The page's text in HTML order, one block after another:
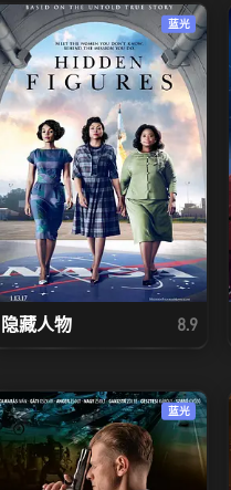
蓝光
隐藏人物 8.9
蓝光